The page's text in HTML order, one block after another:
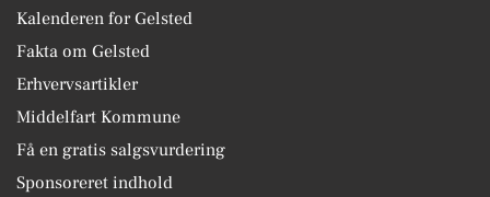
Kalenderen for Gelsted
Fakta om Gelsted
Erhvervsartikler
Middelfart Kommune
Få en gratis salgsvurdering
Sponsoreret indhold